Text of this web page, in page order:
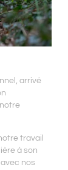
arrivé
travail
à son
nos